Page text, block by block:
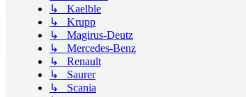
↳ Kaelble
↳ Krupp
↳ Magirus-Deutz
↳ Mercedes-Benz
↳ Renault
↳ Saurer
↳ Scania